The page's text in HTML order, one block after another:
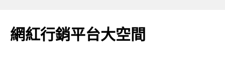
網紅行銷平台大空間